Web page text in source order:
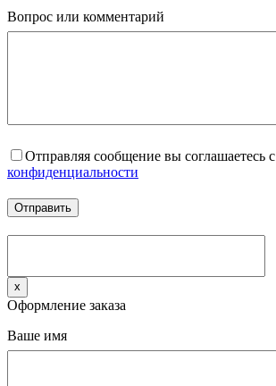
Вопрос или комментарий
Отправляя сообщение вы соглашаетесь с
конфиденциальности
x
Оформление заказа
Ваше имя